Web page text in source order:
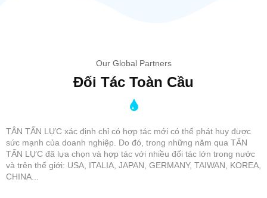
Our Global Partners
Đối Tác Toàn Cầu
TÂN TẤN LỰC xác định chỉ có hợp tác mới có thể phát huy được
sức mạnh của doanh nghiệp. Do đó, trong những năm qua TÂN
TẤN LỰC đã lựa chọn và hợp tác với nhiều đối tác lớn trong nước
và trên thế giới: USA, ITALIA, JAPAN, GERMANY, TAIWAN, KOREA,
CHINA...